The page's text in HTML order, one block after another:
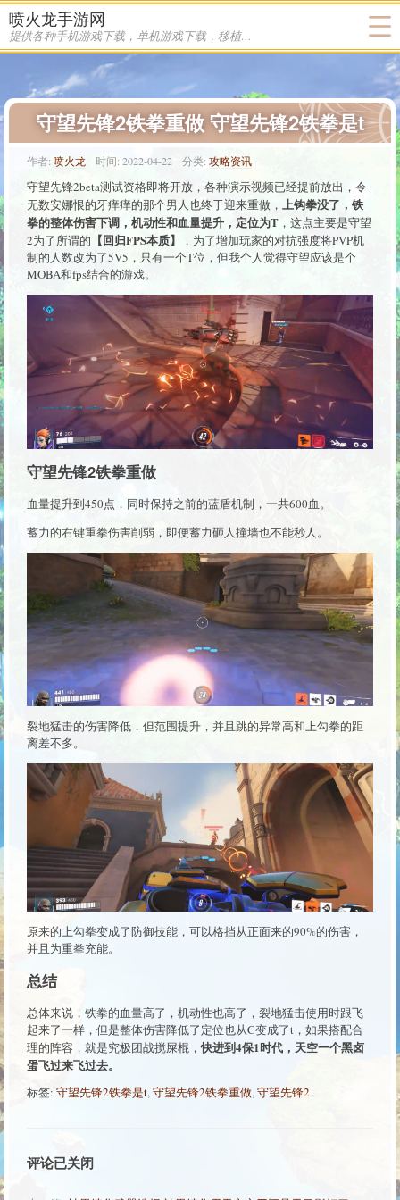
喷火龙手游网
提供各种手机游戏下载，单机游戏下载，移植游戏下载
守望先锋2铁拳重做 守望先锋2铁拳是t
作者: 喷火龙 时间: 2022-04-22 分类: 攻略资讯
守望先锋2beta测试资格即将开放，各种演示视频已经提前放出，令
无数安娜恨的牙痒痒的那个男人也终于迎来重做， 上钩拳没了，铁
拳的整体伤害下调，机动性和血量提升，定位为T ，这点主要是守望
2为了所谓的 【回归FPS本质】
，为了增加玩家的对抗强度将PVP机
制的人数改为了5V5，只有一个T位，但我个人觉得守望应该是个
MOBA和fps结合的游戏。
守望先锋2铁拳重做
血量提升到450点，同时保持之前的蓝盾机制，一共600血。
蓄力的右键重拳伤害削弱，即便蓄力砸人撞墙也不能秒人。
裂地猛击的伤害降低，但范围提升，并且跳的异常高和上勾拳的距
离差不多。
原来的上勾拳变成了防御技能，可以格挡从正面来的90%的伤害，
并且为重拳充能。
总结
总体来说，铁拳的血量高了，机动性也高了，裂地猛击使用时跟飞
起来了一样，但是整体伤害降低了定位也从C变成了t，如果搭配合
理的阵容，就是究极团战搅屎棍，快进到4保1时代，天空一个黑卤
蛋飞过来飞过去。
标签: 守望先锋2铁拳是t,守望先锋2铁拳重做,守望先锋2
评论已关闭